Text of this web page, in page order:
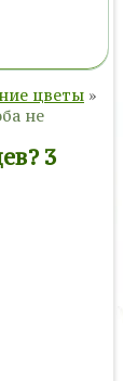
цветы »
не
3